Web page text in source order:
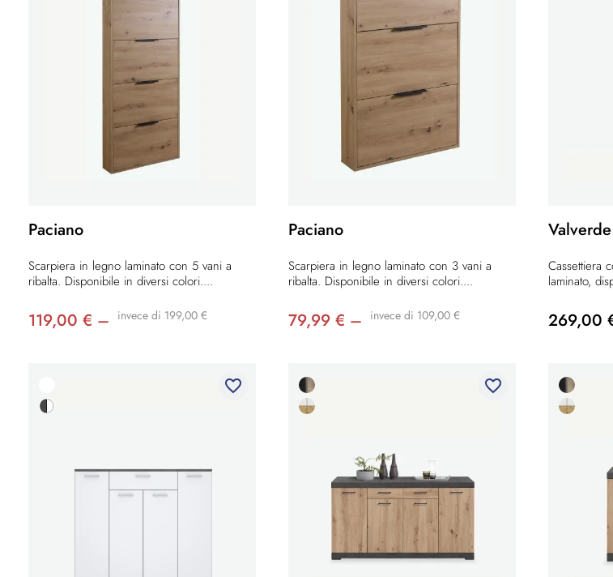
Paciano
Scarpiera in legno laminato con 5 vani a
ribalta. Disponibile in diversi colori....
119,00 € – invece di 199,00 €
Paciano
Scarpiera in legno laminato con 3 vani a
ribalta. Disponibile in diversi colori....
79,99 € – invece di 109,00 €
Valverde
Cassettiera
laminato,
269,00
favorite_border favorite_border